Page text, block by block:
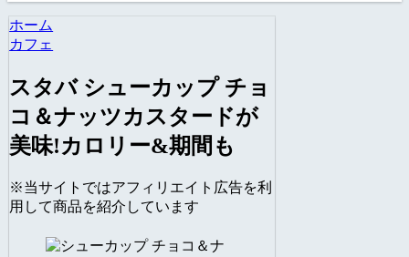
ホーム
カフェ
スタバ シューカップ チョ
コ＆ナッツカスタードが
美味!カロリー&期間も
※当サイトではアフィリエイト広告を利
用して商品を紹介しています